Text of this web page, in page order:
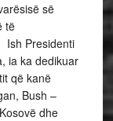
së
të
Ish Presidenti
ia ka dedikuar
që kanë
Bush –
dhe